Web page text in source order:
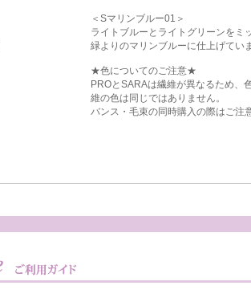
＜Sマリンブルー01＞
ライトブルーとライトグリーンをミ
緑よりのマリンブルーに仕上げてい
★色についてのご注意★
PROとSARAは繊維が異なるため、
維の色は同じではありません。
バンス・毛束の同時購入の際はご注